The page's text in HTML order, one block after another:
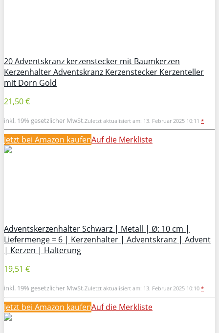
20 Adventskranz kerzenstecker mit Baumkerzen
Kerzenhalter Adventskranz Kerzenstecker Kerzenteller
mit Dorn Gold
21,50 €
inkl. 19% gesetzlicher MwSt.Zuletzt aktualisiert am: 13. Februar 2025 10:11 *
Jetzt bei Amazon kaufenAuf die Merkliste
Adventskerzenhalter Schwarz | Metall | Ø: 10 cm |
Liefermenge = 6 | Kerzenhalter | Adventskranz | Advent
| Kerzen | Halterung
19,51 €
inkl. 19% gesetzlicher MwSt.Zuletzt aktualisiert am: 13. Februar 2025 10:10 *
Jetzt bei Amazon kaufenAuf die Merkliste